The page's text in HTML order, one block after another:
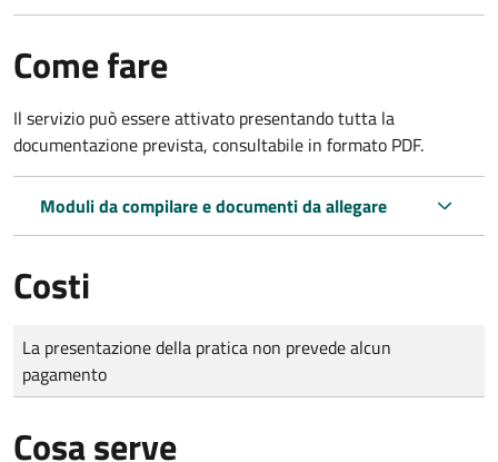
Come fare
Il servizio può essere attivato presentando tutta la
documentazione prevista, consultabile in formato PDF.
Moduli da compilare e documenti da allegare
Costi
Tipo di pagamento
Importo
La presentazione della pratica non prevede alcun
pagamento
Cosa serve